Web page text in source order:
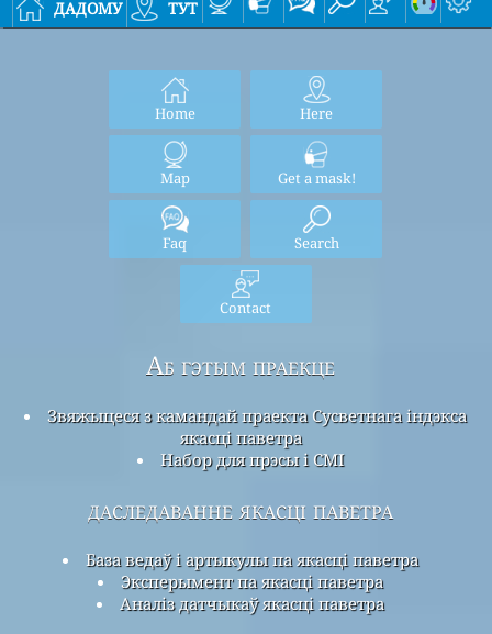
дадому тут
Home Here
Map Get a mask!
Faq Search
Contact
Аб гэтым праекце
Звяжыцеся з камандай праекта Сусветнага індэкса
якасці паветра
Набор для прэсы і СМІ
даследаванне якасці паветра
База ведаў і артыкулы па якасці паветра
Эксперымент па якасці паветра
Аналіз датчыкаў якасці паветра